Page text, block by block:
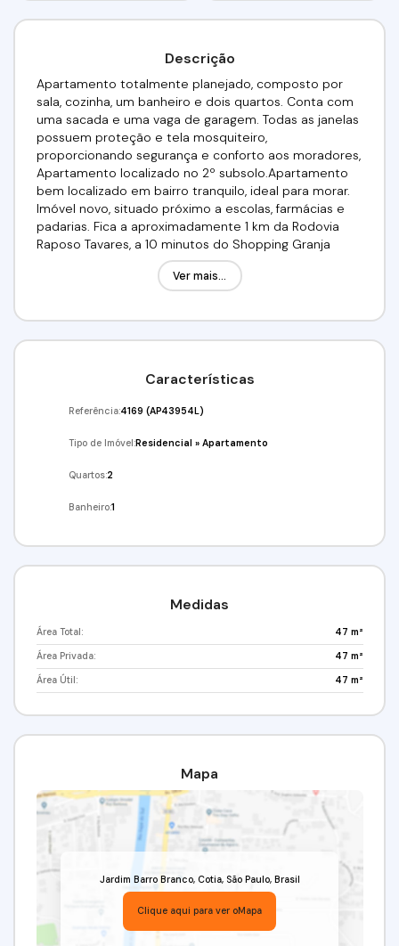
Descrição
Apartamento totalmente planejado, composto por
sala, cozinha, um banheiro e dois quartos. Conta com
uma sacada e uma vaga de garagem. Todas as janelas
possuem proteção e tela mosquiteiro,
proporcionando segurança e conforto aos moradores,
Apartamento localizado no 2º subsolo.Apartamento
bem localizado em bairro tranquilo, ideal para morar.
Imóvel novo, situado próximo a escolas, farmácias e
padarias. Fica a aproximadamente 1 km da Rodovia
Raposo Tavares, a 10 minutos do Shopping Granja
Vianna e a 15 minutos do centro de Cotia. Não aceita
animais de estimação.O condomínio Top Life Granja
salão de festas, espaço gourmet, pergolado, redário,
academia, quadra gramada, playground, pet place,
bicicletário e vagas para deficientes. Essas áreas
convivência em um ambiente seguro e agradável,
quem busca qualidade de vida.Valor:R$3.000,00
Agende já a sua visita!(11) 98211-2565 / (11) 97417-
8061Imobiliária Alfa Negócios.CRECI: 34.726-J
Ver mais...
Características
Referência:4169 (AP43954L)
Tipo de Imóvel:Residencial »Apartamento
Quartos:2
Banheiro:1
Medidas
Área Total: 47 m²
Área Privada: 47 m²
Área Útil: 47 m²
Mapa
Jardim Barro Branco, Cotia, São Paulo, Brasil
Clique aqui para ver oMapa